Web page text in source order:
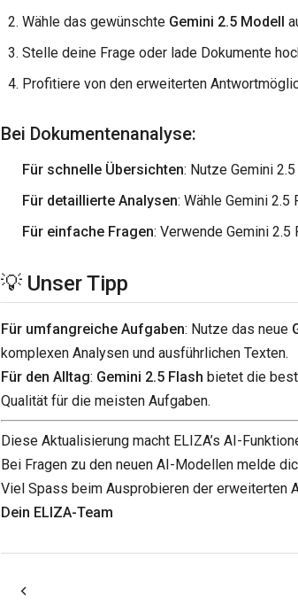
Wähle das gewünschte Gemini 2.5 Modell
Stelle deine Frage oder lade Dokumente
Profitiere von den erweiterten
Bei Dokumentenanalyse:
Für schnelle Übersichten: Nutze Gemini
Für detaillierte Analysen: Wähle Gemini 2.5
Für einfache Fragen: Verwende Gemini 2.5
💡 Unser Tipp
Für umfangreiche Aufgaben: Nutze das neue
komplexen Analysen und ausführlichen Texten.
Für den Alltag: Gemini 2.5 Flash bietet die
Qualität für die meisten Aufgaben.
Diese Aktualisierung macht ELIZA’s AI-
Bei Fragen zu den neuen AI-Modellen melde
Viel Spass beim Ausprobieren der erweiterten
Dein ELIZA-Team
chevron_left